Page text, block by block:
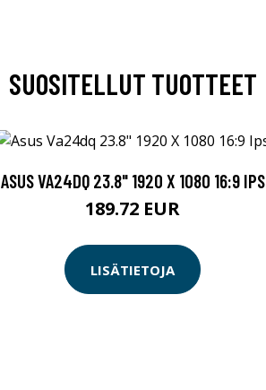
SUOSITELLUT TUOTTEET
ASUS VA24DQ 23.8" 1920 X 1080 16:9 IPS
189.72 EUR
LISÄTIETOJA